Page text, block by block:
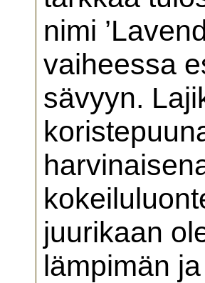
nimi
vaiheessa
sävyyn.
juurikaan
lämpimän